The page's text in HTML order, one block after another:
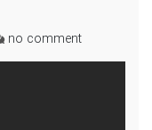
no commenton